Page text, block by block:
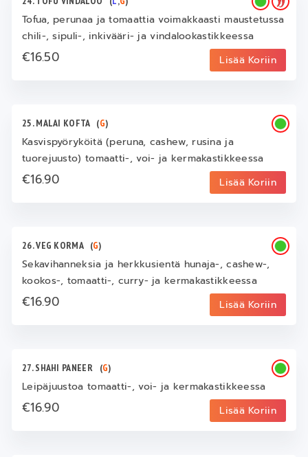
Tofua, perunaa ja tomaattia voimakkaasti maustetussa
chili-, sipuli-, inkivääri- ja vindalookastikkeessa
€16.50 Lisää Koriin
25. MALAI KOFTA (G)
Kasvispyöryköitä (peruna, cashew, rusina ja
tuorejuusto) tomaatti-, voi- ja kermakastikkeessa
€16.90 Lisää Koriin
26. VEG KORMA (G)
Sekavihanneksia ja herkkusientä hunaja-, cashew-,
kookos-, tomaatti-, curry- ja kermakastikkeessa
€16.90 Lisää Koriin
27. SHAHI PANEER (G)
Leipäjuustoa tomaatti-, voi- ja kermakastikkeessa
€16.90 Lisää Koriin